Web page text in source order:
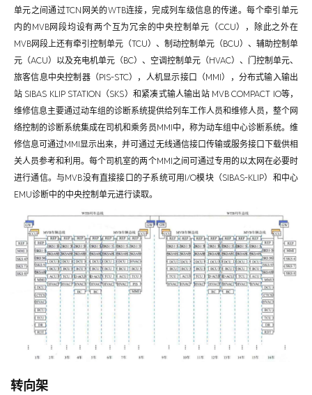
单元之间通过TCN网关的WTB连接，完成列车级信息的传递。每个牵引单元
内的MVB网段均设有两个互为冗余的中央控制单元（CCU），除此之外在
MVB网段上还有牵引控制单元（TCU）、制动控制单元（BCU）、辅助控制单
元（ACU）以及充电机单元（BC）、空调控制单元（HVAC）、门控制单元、
旅客信息中央控制器（PIS-STC），人机显示接口（MMI），分布式输入输出
站 SIBAS KLIP STATION（SKS）和紧凑式输人输出站 MVB COMPACT IO等，
维修信息主要通过动车组的诊断系统提供给列车工作人员和维修人员，整个网
络控制的诊断系统集成在司机和乘务员MMI中，称为动车组中心诊断系统。维
修信息可通过MMI显示出来，并可通过无线通信接口传输或服务接口下载供相
关人员参考和利用。每个司机室的两个MMI之间可通过专用的以太网在必要时
进行通信。与MVB没有直接接口的子系统可用I/O模块（SIBAS-KLIP）和中心
EMU诊断中的中央控制单元进行读取。
转向架